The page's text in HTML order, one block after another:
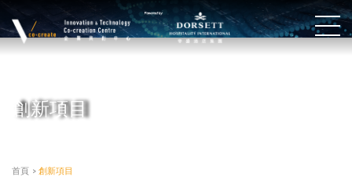
創新項目
首頁 > 創新項目